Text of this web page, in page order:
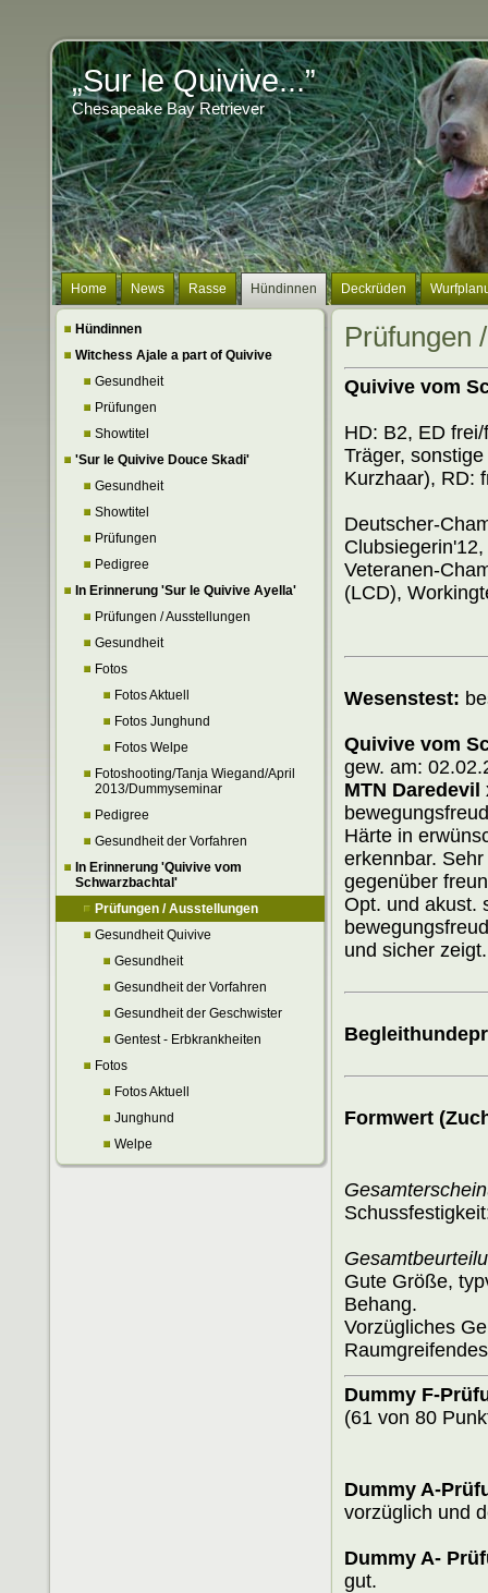
„Sur le Quivive...”
Chesapeake Bay Retriever
Home News Rasse Hündinnen Deckrüden
Hündinnen
Witchess Ajale a part of Quivive
Gesundheit
Prüfungen
Showtitel
'Sur le Quivive Douce Skadi'
Gesundheit
Showtitel
Prüfungen
Pedigree
In Erinnerung 'Sur le Quivive Ayella'
Prüfungen / Ausstellungen
Gesundheit
Fotos
Fotos Aktuell
Fotos Junghund
Fotos Welpe
Fotoshooting/Tanja Wiegand/April
2013/Dummyseminar
Pedigree
Gesundheit der Vorfahren
In Erinnerung 'Quivive vom
Schwarzbachtal'
Prüfungen / Ausstellungen
Gesundheit Quivive
Gesundheit
Gesundheit der Vorfahren
Gesundheit der Geschwister
Gentest - Erbkrankheiten
Fotos
Fotos Aktuell
Junghund
Welpe
Prüfungen
Quivive vom
HD: B2, ED
Träger,
Kurzhaar), RD:
Deutscher-
Veteranen-
(LCD),
Wesenstest:
Quivive vom
gew. am:
MTN
Härte in
erkennbar.
gegenüber
Opt. und akust.
und sicher zeigt.
Formwert
Gute Größe,
Behang.
Vorzügliches
Dummy F-
(61 von 80
Dummy A-
vorzüglich und
Dummy A-
gut.